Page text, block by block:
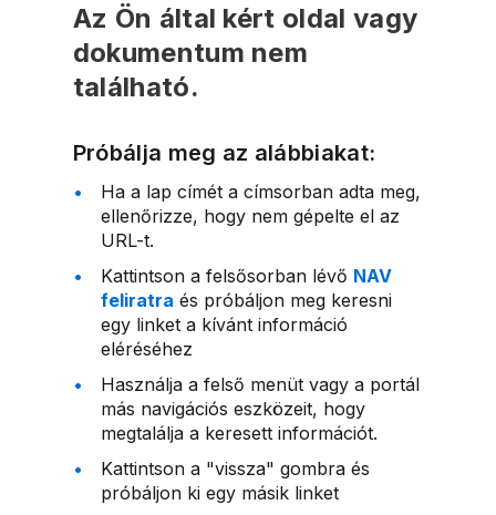
Az Ön által kért oldal vagy
dokumentum nem
található.
Próbálja meg az alábbiakat:
Ha a lap címét a címsorban adta meg,
ellenőrizze, hogy nem gépelte el az
URL-t.
Kattintson a felsősorban lévő NAV
feliratra és próbáljon meg keresni
egy linket a kívánt információ
eléréséhez
Használja a felső menüt vagy a portál
más navigációs eszközeit, hogy
megtalálja a keresett információt.
Kattintson a "vissza" gombra és
próbáljon ki egy másik linket